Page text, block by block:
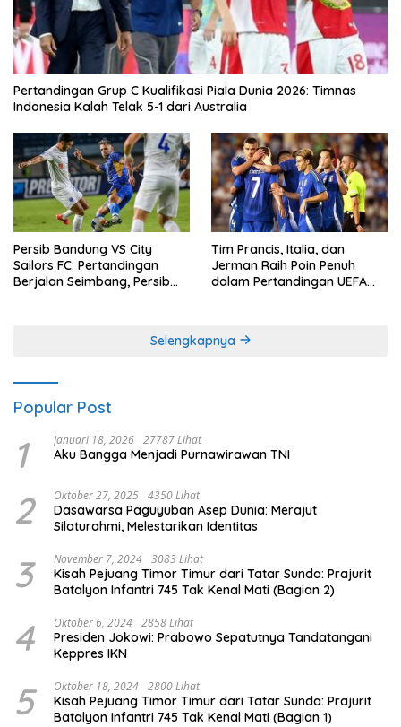
Pertandingan Grup C Kualifikasi Piala Dunia 2026: Timnas
Indonesia Kalah Telak 5-1 dari Australia
Persib Bandung VS City
Sailors FC: Pertandingan
Berjalan Seimbang, Persib
Tim Prancis, Italia, dan
Jerman Raih Poin Penuh
dalam Pertandingan UEFA
Selengkapnya
Popular Post
1 Januari 18, 2026 27787 Lihat
Aku Bangga Menjadi Purnawirawan TNI
2 Oktober 27, 2025 4350 Lihat
Dasawarsa Paguyuban Asep Dunia: Merajut
Silaturahmi, Melestarikan Identitas
3 November 7, 2024 3083 Lihat
Kisah Pejuang Timor Timur dari Tatar Sunda: Prajurit
Batalyon Infantri 745 Tak Kenal Mati (Bagian 2)
4 Oktober 6, 2024 2858 Lihat
Presiden Jokowi: Prabowo Sepatutnya Tandatangani
Keppres IKN
5 Oktober 18, 2024 2800 Lihat
Kisah Pejuang Timor Timur dari Tatar Sunda: Prajurit
Batalyon Infantri 745 Tak Kenal Mati (Bagian 1)